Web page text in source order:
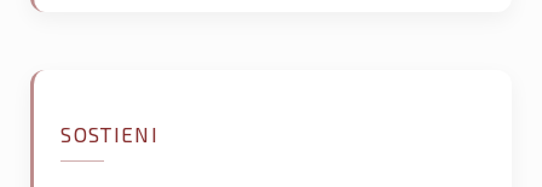
SOSTIENI